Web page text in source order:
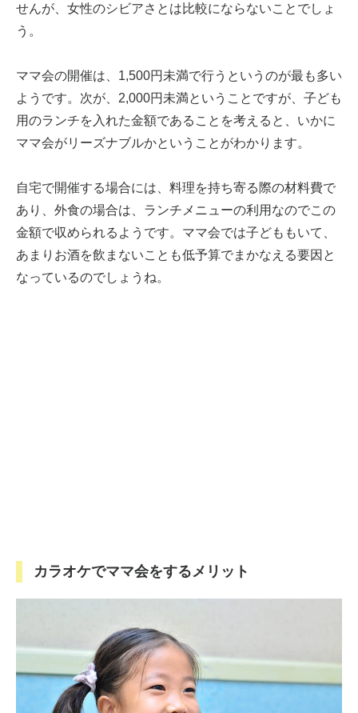
せんが、女性のシビアさとは比較にならないことでしょ
う。
ママ会の開催は、1,500円未満で行うというのが最も多い
ようです。次が、2,000円未満ということですが、子ども
用のランチを入れた金額であることを考えると、いかに
ママ会がリーズナブルかということがわかります。
自宅で開催する場合には、料理を持ち寄る際の材料費で
あり、外食の場合は、ランチメニューの利用なのでこの
金額で収められるようです。ママ会では子どももいて、
あまりお酒を飲まないことも低予算でまかなえる要因と
なっているのでしょうね。
カラオケでママ会をするメリット